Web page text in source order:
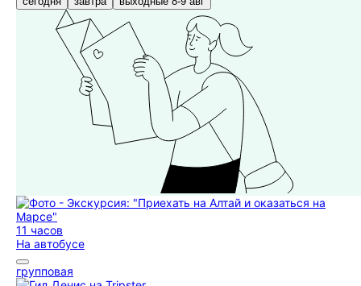
11 часов
На автобусе
групповая